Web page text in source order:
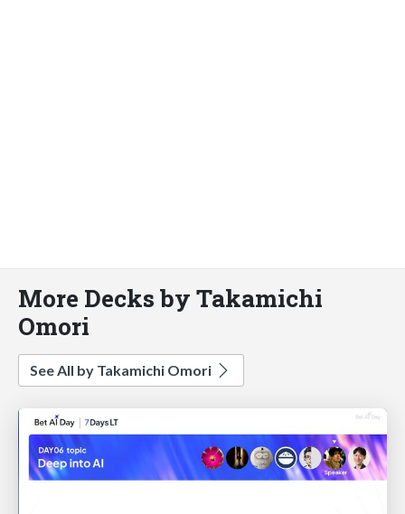
More Decks by Takamichi
Omori
See All by Takamichi Omori